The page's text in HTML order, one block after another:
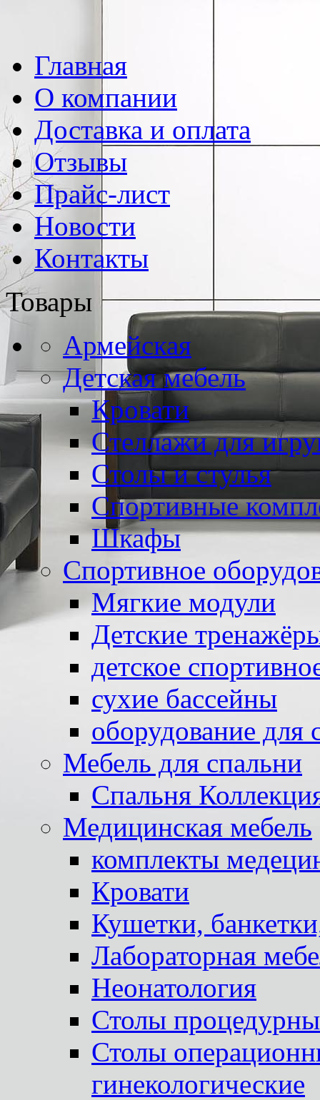
Главная
О компании
Доставка и оплата
Отзывы
Прайс-лист
Новости
Контакты
Товары
Армейская
Детская мебель
Кровати
Стеллажи для
Столы и стулья
Спортивные
Шкафы
Спортивное
Мягкие модули
Детские
детское
сухие бассейны
оборудование для
Мебель для спальни
Спальня
Медицинская мебель
комплекты
Кровати
Кушетки,
Лабораторная
Неонатология
Столы
Столы
гинекологические